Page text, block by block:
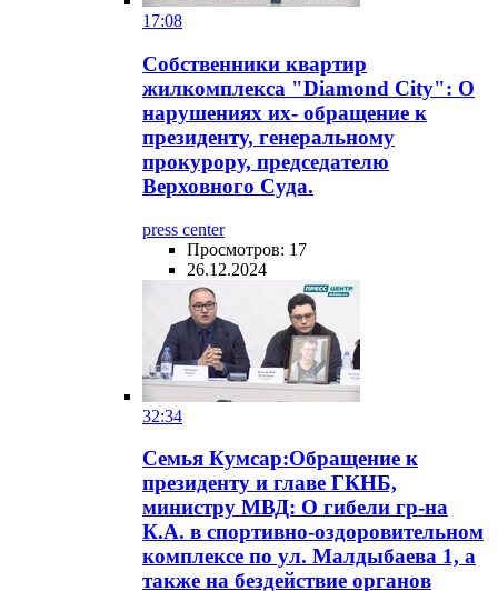
17:08
Собственники квартир
жилкомплекса "Diamond City": О
нарушениях их- обращение к
президенту, генеральному
прокурору, председателю
Верховного Суда.
press center
Просмотров: 17
26.12.2024
32:34
Семья Кумсар:Обращение к
президенту и главе ГКНБ,
министру МВД: О гибели гр-на
К.А. в спортивно-оздоровительном
комплексе по ул. Малдыбаева 1, а
также на бездействие органов